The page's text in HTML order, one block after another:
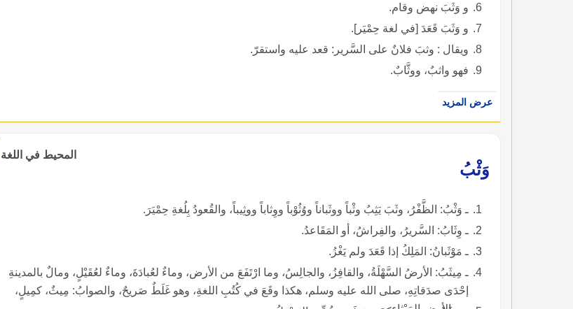
و وَثَبَ نهض وقام.
و وَثَبَ قَعَدَ [في لغة حِمْيَر].
ويقال : وثبَ فلانٌ على السَّرير: قعد عليه واستقرّ.
فهو واثبٌ، ووثَّابٌ.
عرض المزيد
المحيط في اللغة
وَثْبُ
ـ وَثْبُ: الظَّفْرُ، وثَبَ يَثِبُ وثْباً ووثَباناً ووُثُوْباً ووِثاباً ووثِيباً، والقُعودُ بِلُغةِ حِمْيَرَ.
ـ وِثَابُ: السَّريرُ، والفِراشُ، أو المَقَاعدُ.
ـ مَوْثَبانُ: المَلِكُ إذا قَعَدَ ولم يَغْزُ.
ـ مِيثَبُ: الأرضُ السَّهْلَةُ، والقافِزُ، والجالِسُ، وما ارْتَفَعَ من الأرض، وماءٌ لعُبادَةَ، وماءٌ لعُقَيْلٍ، ومالٌ بالمدينةِ
إحْدَى صدَقاتِهِ، صلى الله عليه وسلم، هكذا وقَعَ في كُتُبِ اللغةِ، وهو غَلَطٌ صَريحٌ، والصوابُ: مِيثٌ، كمِيلٍ،